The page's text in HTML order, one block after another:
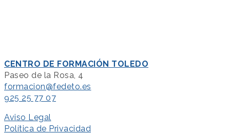
CENTRO DE FORMACIÓN TOLEDO
Paseo de la Rosa, 4
formacion@fedeto.es
925 25 77 07
Aviso Legal
Política de Privacidad